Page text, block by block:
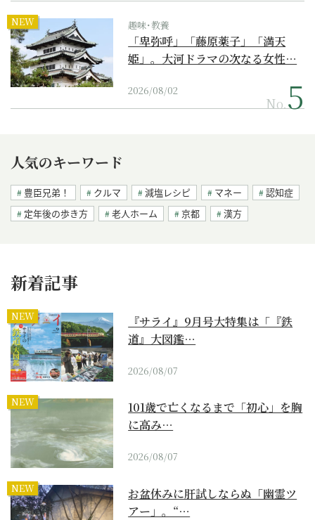
NEW 趣味･教養
「卑弥呼」「藤原薬子」「満天
姫」。大河ドラマの次なる女性…
2026/08/02
No.
人気のキーワード
豊臣兄弟！ クルマ 減塩レシピ マネー
認知症
定年後の歩き方
老人ホーム 京都 漢方
新着記事
NEW
『サライ』9月号大特集は「『鉄
道』大図鑑…
2026/08/07
NEW
101歳で亡くなるまで「初心」を胸
に高み…
2026/08/07
NEW
お盆休みに肝試しならぬ「幽霊ツ
アー」。“…